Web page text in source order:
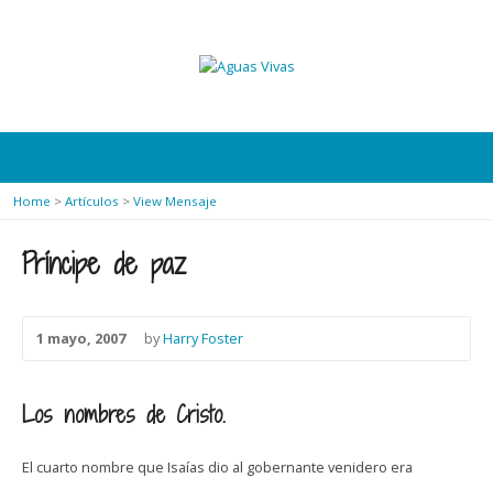
Home > Artículos > View Mensaje
Príncipe de paz
1 mayo, 2007 byHarry Foster
Los nombres de Cristo.
El cuarto nombre que Isaías dio al gobernante venidero era